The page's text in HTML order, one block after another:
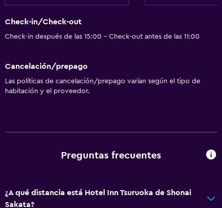
Check-in/Check-out
Check-in después de las 15:00 - Check-out antes de las 11:00
Cancelación/prepago
Las políticas de cancelación/prepago varían según el tipo de
habitación y el proveedor.
Preguntas frecuentes
¿A qué distancia está Hotel Inn Tsuruoka de Shonai
Sakata?